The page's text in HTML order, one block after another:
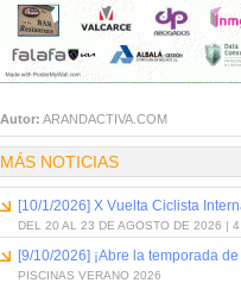
Autor: ARANDACTIVA.COM
MÁS NOTICIAS
[10/1/2026] X Vuelta Ciclista
DEL 20 AL 23 DE AGOSTO DE 2026 | 4
[9/10/2026] ¡Abre la temporada
PISCINAS VERANO 2026